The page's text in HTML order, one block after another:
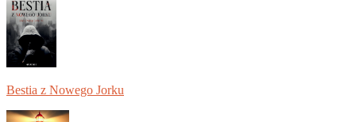
Bestia z Nowego Jorku